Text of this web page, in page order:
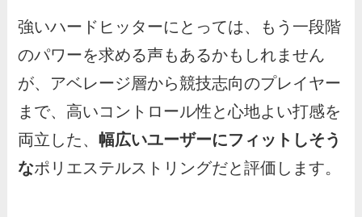
強いハードヒッターにとっては、もう一段階
のパワーを求める声もあるかもしれません
が、アベレージ層から競技志向のプレイヤー
まで、高いコントロール性と心地よい打感を
両立した、幅広いユーザーにフィットしそう
なポリエステルストリングだと評価します。